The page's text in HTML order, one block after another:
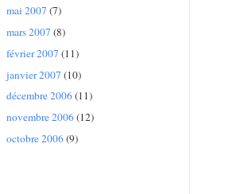
mai 2007 (7)
mars 2007 (8)
février 2007 (11)
janvier 2007 (10)
décembre 2006(11)
novembre 2006(12)
octobre 2006(9)